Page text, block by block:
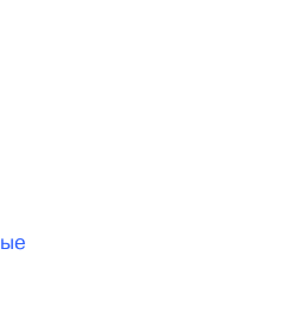
более 30 моделей и
на любой вкус и
совсем